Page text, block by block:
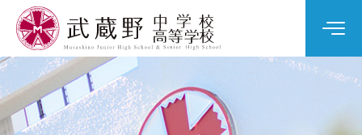
学校案内
教育の特色